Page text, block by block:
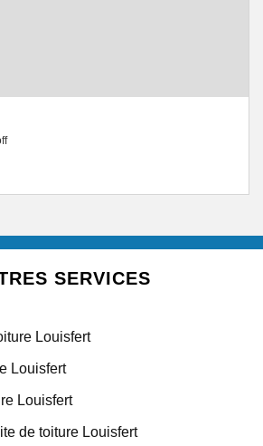
SERVICES
Louisfert
Louisfert
Louisfert
de toiture Louisfert